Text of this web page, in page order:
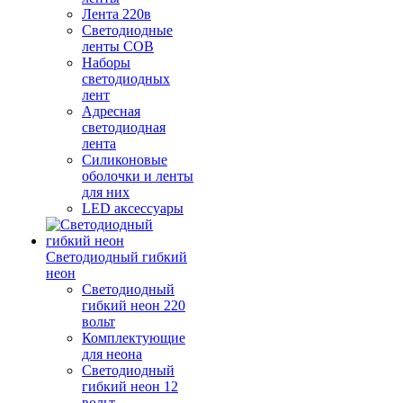
Лента 220в
Светодиодные
ленты COB
Наборы
светодиодных
лент
Адресная
светодиодная
лента
Силиконовые
оболочки и ленты
для них
LED аксессуары
Светодиодный гибкий
неон
Светодиодный
гибкий неон 220
вольт
Комплектующие
для неона
Светодиодный
гибкий неон 12